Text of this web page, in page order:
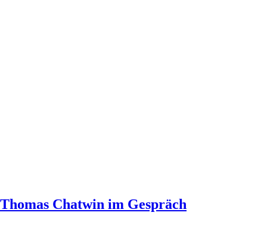
Thomas Chatwin im Gespräch